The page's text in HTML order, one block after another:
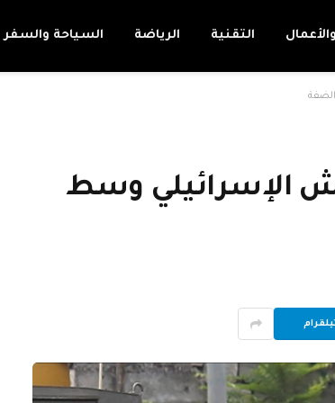
التقنية الرياضة السياحة والسفر
الإسرائيلي وسط